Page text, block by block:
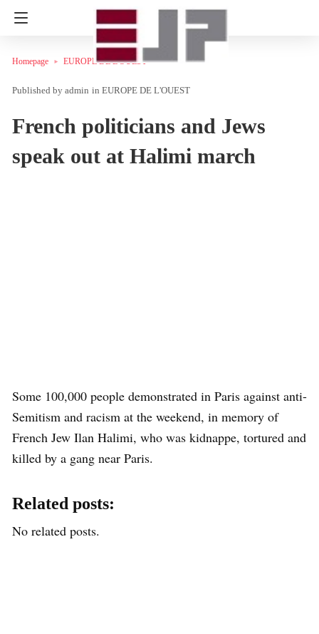
Homepage EUROPE DE L'OUEST
admin in EUROPE DE L'OUEST
French politicians and Jews
speak out at Halimi march
Some 100,000 people demonstrated in Paris against anti-
Semitism and racism at the weekend, in memory of
French Jew Ilan Halimi, who was kidnappe, tortured and
killed by a gang near Paris.
Related posts:
No related posts.